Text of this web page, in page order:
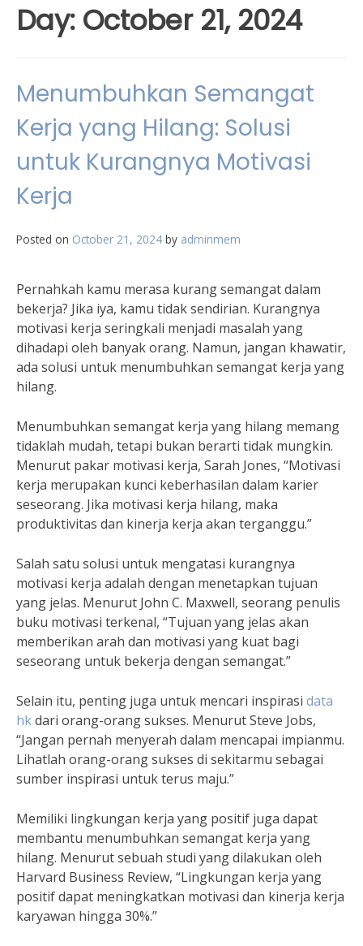
Day: October 21, 2024
Menumbuhkan Semangat
Kerja yang Hilang: Solusi
untuk Kurangnya Motivasi
Kerja
Posted on October 21, 2024 by adminmem
Pernahkah kamu merasa kurang semangat dalam
bekerja? Jika iya, kamu tidak sendirian. Kurangnya
motivasi kerja seringkali menjadi masalah yang
dihadapi oleh banyak orang. Namun, jangan khawatir,
ada solusi untuk menumbuhkan semangat kerja yang
hilang.
Menumbuhkan semangat kerja yang hilang memang
tidaklah mudah, tetapi bukan berarti tidak mungkin.
Menurut pakar motivasi kerja, Sarah Jones, “Motivasi
kerja merupakan kunci keberhasilan dalam karier
seseorang. Jika motivasi kerja hilang, maka
produktivitas dan kinerja kerja akan terganggu.”
Salah satu solusi untuk mengatasi kurangnya
motivasi kerja adalah dengan menetapkan tujuan
yang jelas. Menurut John C. Maxwell, seorang penulis
buku motivasi terkenal, “Tujuan yang jelas akan
memberikan arah dan motivasi yang kuat bagi
seseorang untuk bekerja dengan semangat.”
Selain itu, penting juga untuk mencari inspirasi data
hkdari orang-orang sukses. Menurut Steve Jobs,
“Jangan pernah menyerah dalam mencapai impianmu.
Lihatlah orang-orang sukses di sekitarmu sebagai
sumber inspirasi untuk terus maju.”
Memiliki lingkungan kerja yang positif juga dapat
membantu menumbuhkan semangat kerja yang
hilang. Menurut sebuah studi yang dilakukan oleh
Harvard Business Review, “Lingkungan kerja yang
positif dapat meningkatkan motivasi dan kinerja kerja
karyawan hingga 30%.”